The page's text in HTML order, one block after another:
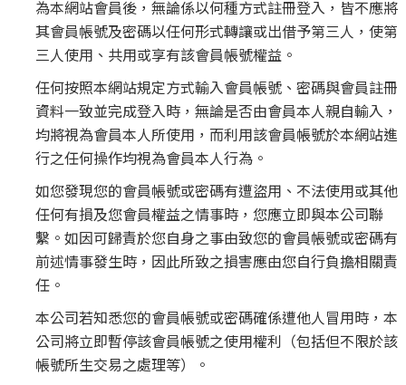
為本網站會員後，無論係以何種方式註冊登入，皆不應將
其會員帳號及密碼以任何形式轉讓或出借予第三人，使第
三人使用、共用或享有該會員帳號權益。
任何按照本網站規定方式輸入會員帳號、密碼與會員註冊
資料一致並完成登入時，無論是否由會員本人親自輸入，
均將視為會員本人所使用，而利用該會員帳號於本網站進
行之任何操作均視為會員本人行為。
如您發現您的會員帳號或密碼有遭盜用、不法使用或其他
任何有損及您會員權益之情事時，您應立即與本公司聯
繫。如因可歸責於您自身之事由致您的會員帳號或密碼有
前述情事發生時，因此所致之損害應由您自行負擔相關責
任。
本公司若知悉您的會員帳號或密碼確係遭他人冒用時，本
公司將立即暫停該會員帳號之使用權利（包括但不限於該
帳號所生交易之處理等）。